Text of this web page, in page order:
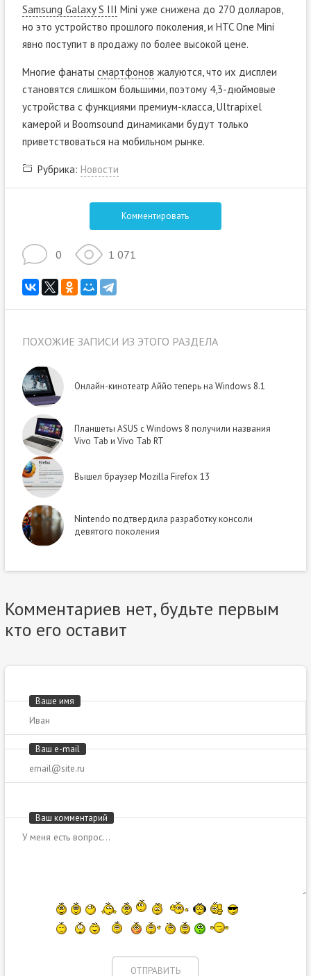
Samsung Galaxy S III Mini уже снижена до 270 долларов,
но это устройство прошлого поколения, и HTC One Mini
явно поступит в продажу по более высокой цене.
Многие фанаты смартфонов жалуются, что их дисплеи
становятся слишком большими, поэтому 4,3-дюймовые
устройства с функциями премиум-класса, Ultrapixel
камерой и Boomsound динамиками будут только
приветствоваться на мобильном рынке.
Рубрика: Новости
Комментировать
0 1 071
ПОХОЖИЕ ЗАПИСИ ИЗ ЭТОГО РАЗДЕЛА
Онлайн-кинотеатр Аййо теперь на Windows 8.1
Планшеты ASUS с Windows 8 получили названия
Vivo Tab и Vivo Tab RT
Вышел браузер Mozilla Firefox 13
Nintendo подтвердила разработку консоли
девятого поколения
Комментариев нет, будьте первым
кто его оставит
Ваше имя
Ваш e-mail
Ваш комментарий